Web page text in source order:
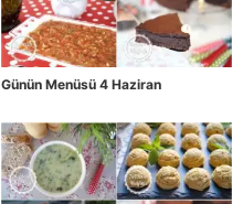
Günün Menüsü 4 Haziran